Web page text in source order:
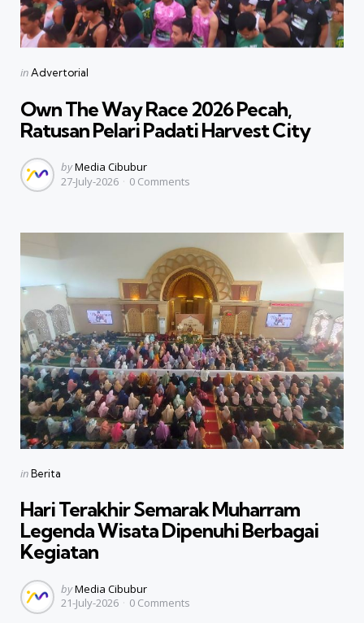
Categories
Posted
inAdvertorial
Own The Way Race 2026 Pecah,
Ratusan Pelari Padati Harvest City
Posted
by
byMedia Cibubur
27-July-2026
0 Comments
Categories
Posted
inBerita
Hari Terakhir Semarak Muharram
Legenda Wisata Dipenuhi Berbagai
Kegiatan
Posted
by
byMedia Cibubur
21-July-2026
0 Comments